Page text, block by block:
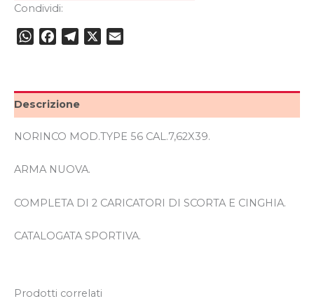
Condividi:
WhatsApp
Facebook
Telegram
Descrizione
NORINCO MOD.TYPE 56 CAL.7,62X39.
ARMA NUOVA.
COMPLETA DI 2 CARICATORI DI SCORTA E CINGHIA.
CATALOGATA SPORTIVA.
Prodotti correlati